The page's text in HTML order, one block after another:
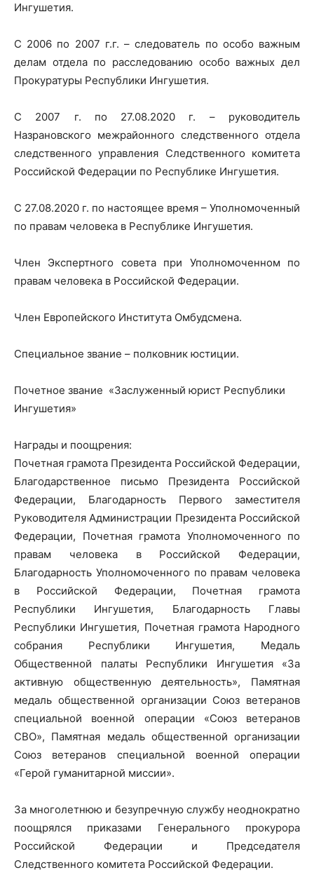
Ингушетия.
С 2006 по 2007 г.г. – следователь по особо важным
делам отдела по расследованию особо важных дел
Прокуратуры Республики Ингушетия.
С 2007 г. по 27.08.2020 г. – руководитель
Назрановского межрайонного следственного отдела
следственного управления Следственного комитета
Российской Федерации по Республике Ингушетия.
С 27.08.2020 г. по настоящее время – Уполномоченный
по правам человека в Республике Ингушетия.
Член Экспертного совета при Уполномоченном по
правам человека в Российской Федерации.
Член Европейского Института Омбудсмена.
Специальное звание – полковник юстиции.
Почетное звание «Заслуженный юрист Республики
Ингушетия»
Награды и поощрения:
Почетная грамота Президента Российской Федерации,
Благодарственное письмо Президента Российской
Федерации, Благодарность Первого заместителя
Руководителя Администрации Президента Российской
Федерации, Почетная грамота Уполномоченного по
правам человека в Российской Федерации,
Благодарность Уполномоченного по правам человека
в Российской Федерации, Почетная грамота
Республики Ингушетия, Благодарность Главы
Республики Ингушетия, Почетная грамота Народного
собрания Республики Ингушетия, Медаль
Общественной палаты Республики Ингушетия «За
активную общественную деятельность», Памятная
медаль общественной организации Союз ветеранов
специальной военной операции «Союз ветеранов
СВО», Памятная медаль общественной организации
Союз ветеранов специальной военной операции
«Герой гуманитарной миссии».
За многолетнюю и безупречную службу неоднократно
поощрялся приказами Генерального прокурора
Российской Федерации и Председателя
Следственного комитета Российской Федерации.